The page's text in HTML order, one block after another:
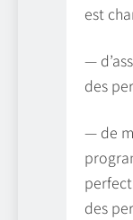
est
—
des
— de
des